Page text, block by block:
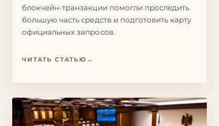
блокчейн-транзакции помогли проследить
большую часть средств и подготовить карту
официальных запросов.
ЧИТАТЬ СТАТЬЮ →